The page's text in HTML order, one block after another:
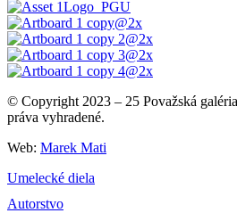
© Copyright 2023 – 25 Považská
práva vyhradené.
Web: Marek Mati
Umelecké diela
Autorstvo